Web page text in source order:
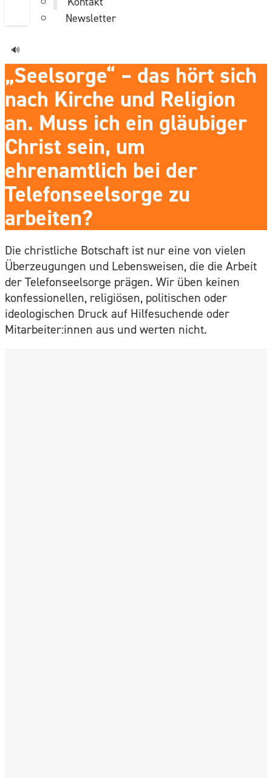
Newsletter
🔊
„Seelsorge“ – das hört sich
nach Kirche und Religion
an. Muss ich ein gläubiger
Christ sein, um
ehrenamtlich bei der
Telefonseelsorge zu
arbeiten?
Die christliche Botschaft ist nur eine von vielen
Überzeugungen und Lebensweisen, die die Arbeit
der Telefonseelsorge prägen. Wir üben keinen
konfessionellen, religiösen, politischen oder
ideologischen Druck auf Hilfesuchende oder
Mitarbeiter:innen aus und werten nicht.